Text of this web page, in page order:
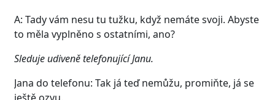
A: Tady vám nesu tu tužku, když nemáte svoji. Abyste
to měla vyplněno s ostatními, ano?
Sleduje udiveně telefonující Janu.
Jana do telefonu: Tak já teď nemůžu, promiňte, já se